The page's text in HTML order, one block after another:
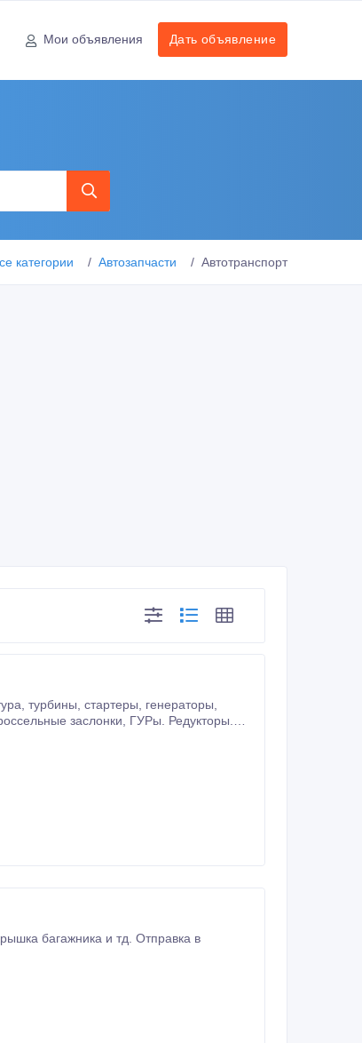
Мои объявления Дать объявление
категории Автозапчасти Автотранспорт